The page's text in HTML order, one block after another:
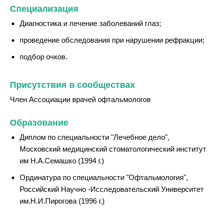
Специализация
Диагностика и лечение заболеваний глаз;
проведение обследования при нарушении рефракции;
подбор очков.
Присутствия в сообществах
Член Ассоциации врачей офтальмологов
Образование
Диплом по специальности "Лечебное дело",
Московский медицинский стоматологический институт
им Н.А.Семашко (1994 г.)
Ординатура по специальности "Офтальмология",
Российский Научно -Исследовательский Университет
им.Н.И.Пирогова (1996 г.)